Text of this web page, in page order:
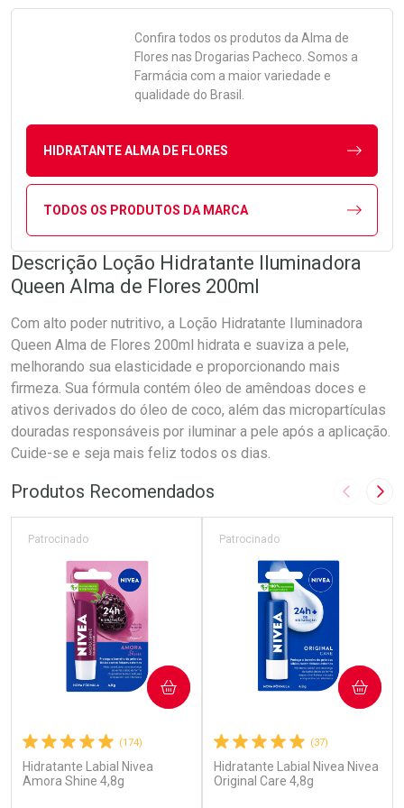
Confira todos os produtos da Alma de
Flores nas Drogarias Pacheco. Somos a
Farmácia com a maior variedade e
qualidade do Brasil.
HIDRATANTE ALMA DE FLORES
TODOS OS PRODUTOS DA MARCA
Descrição Loção Hidratante Iluminadora
Queen Alma de Flores 200ml
Com alto poder nutritivo, a Loção Hidratante Iluminadora
Queen Alma de Flores 200ml hidrata e suaviza a pele,
melhorando sua elasticidade e proporcionando mais
firmeza. Sua fórmula contém óleo de amêndoas doces e
ativos derivados do óleo de coco, além das micropartículas
douradas responsáveis por iluminar a pele após a aplicação.
Cuide-se e seja mais feliz todos os dias.
Produtos Recomendados Imagem
(174)
Hidratante Labial Nivea
Amora Shine 4,8g
Patrocinado
COMPRAR
(37)
Hidratante Labial Nivea Nivea
Original Care 4,8g
Patrocinado
COMPRAR